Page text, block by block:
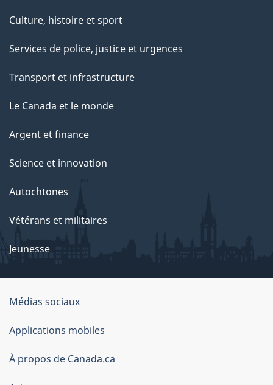
t
e
a
g
Culture, histoire et sport
Services de police, justice et urgences
Transport et infrastructure
Le Canada et le monde
Argent et finance
Science et innovation
Autochtones
Vétérans et militaires
Jeunesse
À
propos
de
Médias sociaux
Applications mobiles
À propos de Canada.ca